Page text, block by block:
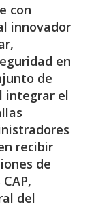
con
innovador
en
de
integrar el
recibir
de
del